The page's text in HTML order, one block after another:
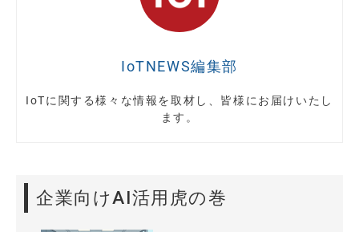
IoTNEWS編集部
IoTに関する様々な情報を取材し、皆様にお届けいたし
ます。
企業向けAI活用虎の巻